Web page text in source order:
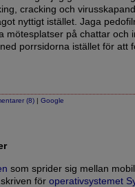
cracking och
nyttigt istället. Jaga
mötesplatser på chattar och
porrsidorna istället för att
(8) | Google
som sprider sig mellan
för operativsystemet